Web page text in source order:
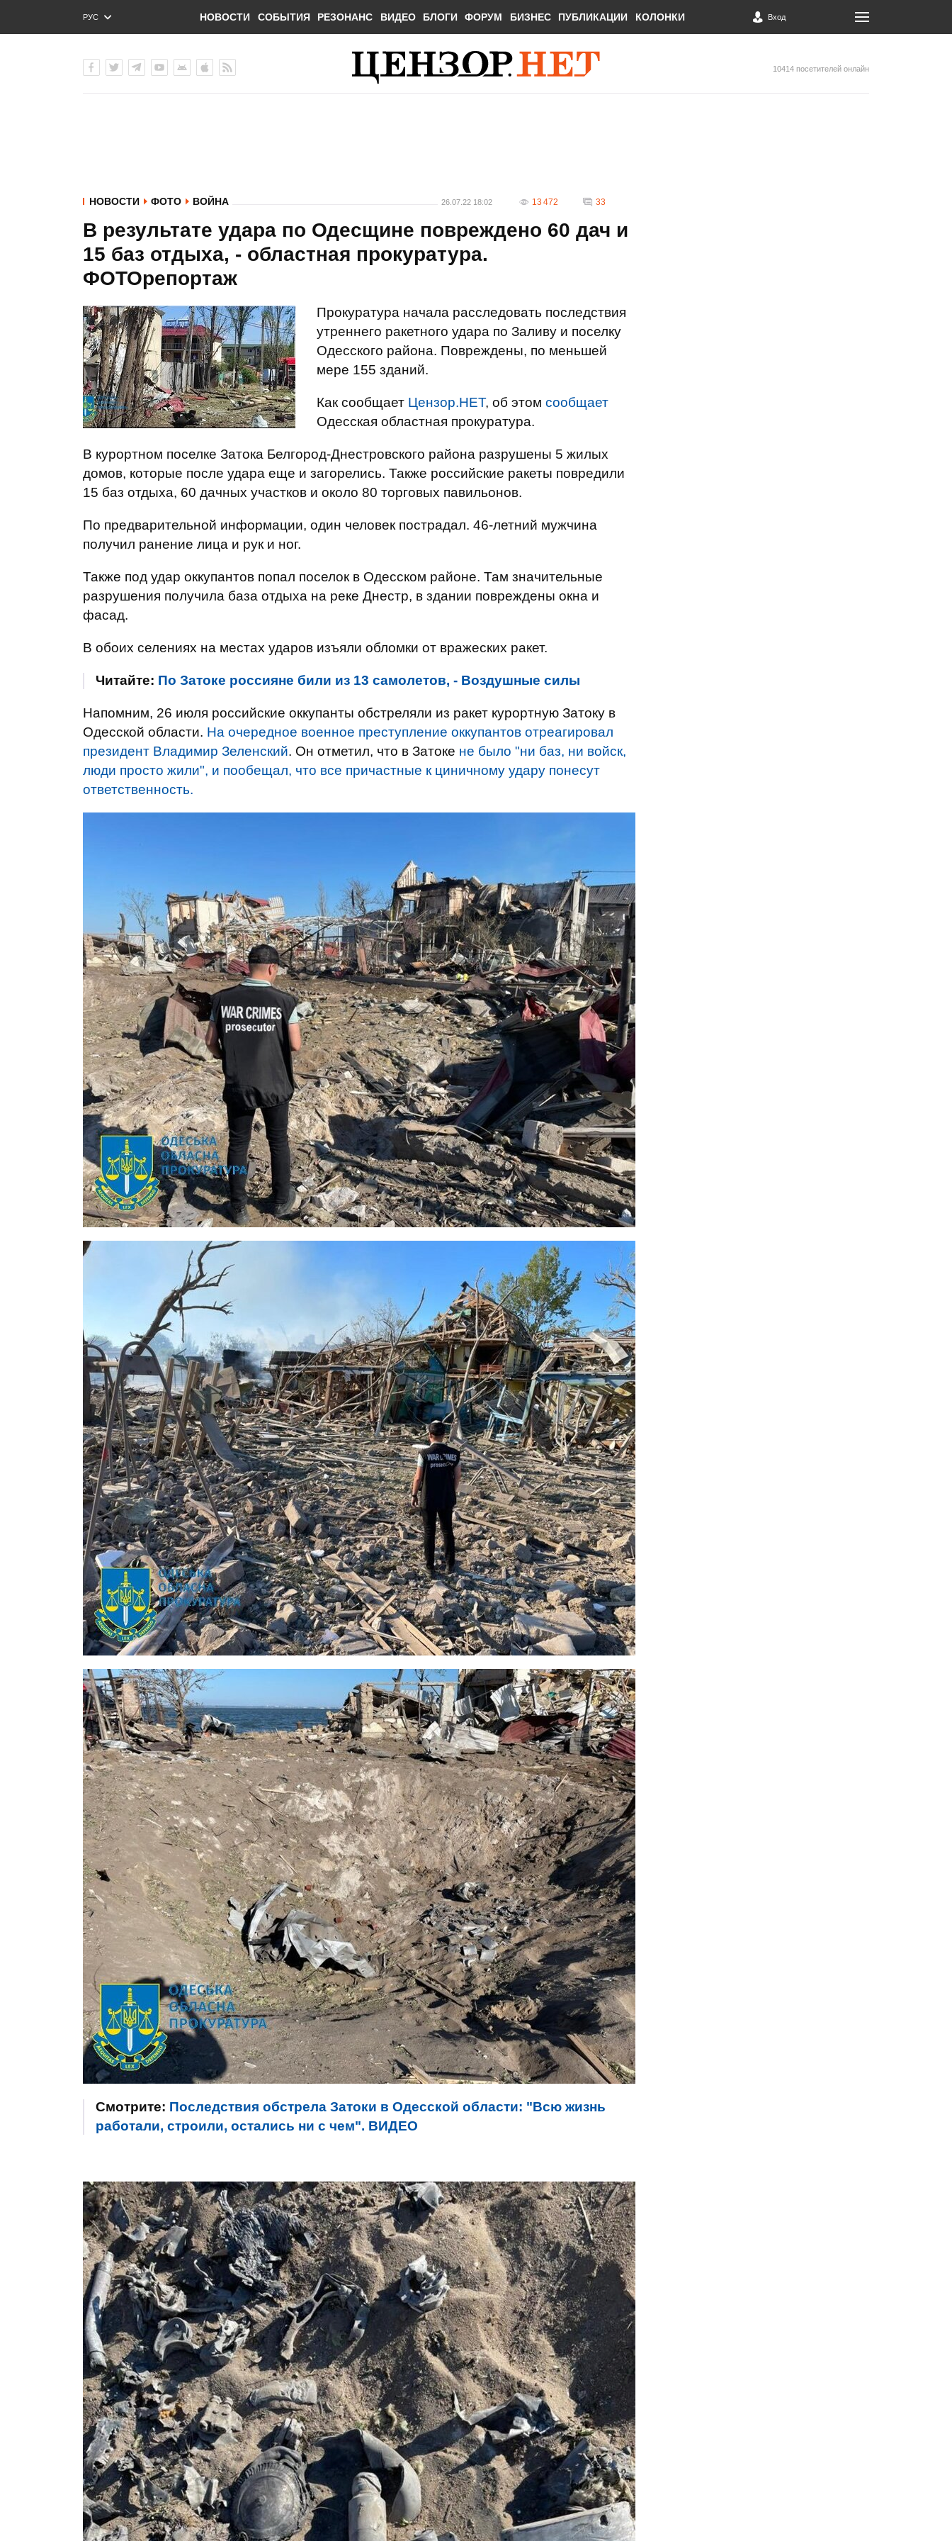
РУС
ENG
НОВОСТИ СОБЫТИЯ РЕЗОНАНС ВИДЕО БЛОГИ ФОРУМ БИЗНЕС ПУБЛИКАЦИИ КОЛОНКИ Вход
10414 посетителей онлайн
НОВОСТИ ФОТО ВОЙНА 26.07.22 18:02 13 472 33
В результате удара по Одесщине повреждено 60 дач и
15 баз отдыха, - областная прокуратура.
ФОТОрепортаж
Прокуратура начала расследовать последствия
утреннего ракетного удара по Заливу и поселку
Одесского района. Повреждены, по меньшей
мере 155 зданий.
Как сообщает Цензор.НЕТ, об этом сообщает
Одесская областная прокуратура.
В курортном поселке Затока Белгород-Днестровского района разрушены 5 жилых
домов, которые после удара еще и загорелись. Также российские ракеты повредили
15 баз отдыха, 60 дачных участков и около 80 торговых павильонов.
По предварительной информации, один человек пострадал. 46-летний мужчина
получил ранение лица и рук и ног.
Также под удар оккупантов попал поселок в Одесском районе. Там значительные
разрушения получила база отдыха на реке Днестр, в здании повреждены окна и
фасад.
В обоих селениях на местах ударов изъяли обломки от вражеских ракет.
Читайте: По Затоке россияне били из 13 самолетов, - Воздушные силы
Напомним, 26 июля российские оккупанты обстреляли из ракет курортную Затоку в
Одесской области. На очередное военное преступление оккупантов отреагировал
президент Владимир Зеленский. Он отметил, что в Затоке не было "ни баз, ни войск,
люди просто жили", и пообещал, что все причастные к циничному удару понесут
ответственность.
Смотрите: Последствия обстрела Затоки в Одесской области: "Всю жизнь
работали, строили, остались ни с чем". ВИДЕО